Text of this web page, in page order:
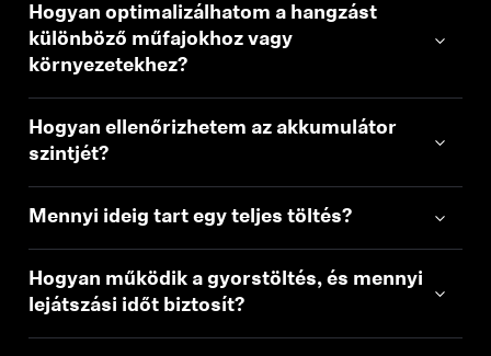
Hogyan optimalizálhatom a hangzást
különböző műfajokhoz vagy
környezetekhez?
Hogyan ellenőrizhetem az akkumulátor
szintjét?
Mennyi ideig tart egy teljes töltés?
Hogyan működik a gyorstöltés, és mennyi
lejátszási időt biztosít?